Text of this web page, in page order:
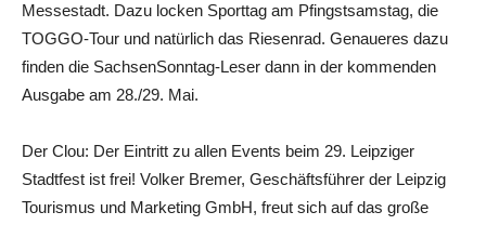
Messestadt. Dazu locken Sporttag am Pfingstsamstag, die
TOGGO-Tour und natürlich das Riesenrad. Genaueres dazu
finden die SachsenSonntag-Leser dann in der kommenden
Ausgabe am 28./29. Mai.
Der Clou: Der Eintritt zu allen Events beim 29. Leipziger
Stadtfest ist frei! Volker Bremer, Geschäftsführer der Leipzig
Tourismus und Marketing GmbH, freut sich auf das große